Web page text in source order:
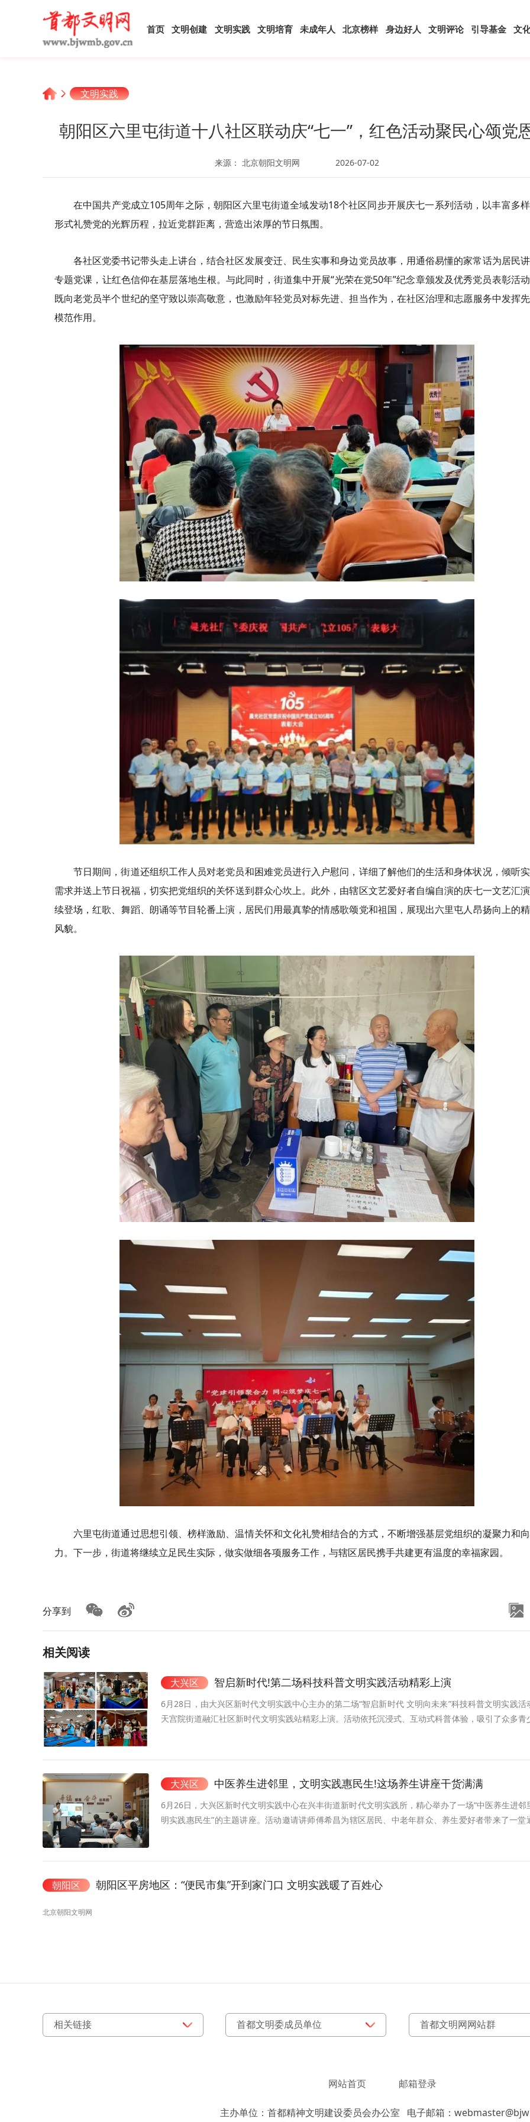
首页 文明创建 文明实践 文明培育 未成年人 北京榜样 身边好人 文明评论 引导基金 文
文明实践
朝阳区六里屯街道十八社区联动庆“七一”，红色活动聚民心颂党
来源： 北京朝阳文明网 2026-07-02
在中国共产党成立105周年之际，朝阳区六里屯街道全域发动18个社区同步开展庆七一系列活动，以丰富多
形式礼赞党的光辉历程，拉近党群距离，营造出浓厚的节日氛围。
各社区党委书记带头走上讲台，结合社区发展变迁、民生实事和身边党员故事，用通俗易懂的家常话为居民
专题党课，让红色信仰在基层落地生根。与此同时，街道集中开展“光荣在党50年”纪念章颁发及优秀党员表彰活
既向老党员半个世纪的坚守致以崇高敬意，也激励年轻党员对标先进、担当作为，在社区治理和志愿服务中发挥
模范作用。
节日期间，街道还组织工作人员对老党员和困难党员进行入户慰问，详细了解他们的生活和身体状况，倾听
需求并送上节日祝福，切实把党组织的关怀送到群众心坎上。此外，由辖区文艺爱好者自编自演的庆七一文艺汇
续登场，红歌、舞蹈、朗诵等节目轮番上演，居民们用最真挚的情感歌颂党和祖国，展现出六里屯人昂扬向上的
风貌。
六里屯街道通过思想引领、榜样激励、温情关怀和文化礼赞相结合的方式，不断增强基层党组织的凝聚力和
力。下一步，街道将继续立足民生实际，做实做细各项服务工作，与辖区居民携手共建更有温度的幸福家园。
分享到
相关阅读
大兴区 智启新时代!第二场科技科普文明实践活动精彩上演
6月28日，由大兴区新时代文明实践中心主办的第二场“智启新时代 文明向未来”科技科普文明实践活
天宫院街道融汇社区新时代文明实践站精彩上演。活动依托沉浸式、互动式科普体验，吸引了众多青
大兴区 中医养生进邻里，文明实践惠民生!这场养生讲座干货满满
6月26日，大兴区新时代文明实践中心在兴丰街道新时代文明实践所，精心举办了一场“中医养生进邻
明实践惠民生”的主题讲座。活动邀请讲师傅希昌为辖区居民、中老年群众、养生爱好者带来了一堂
朝阳区 朝阳区平房地区：“便民市集”开到家门口 文明实践暖了百姓心
北京朝阳文明网
网站首页 邮箱登录
主办单位：首都精神文明建设委员会办公室 电子邮箱：